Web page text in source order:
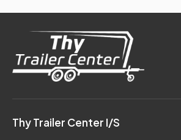
Thy Trailer Center I/S